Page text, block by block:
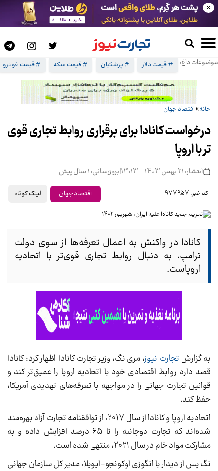
موضوعات داغ: # قیمت دلار # پزشکیان # قیمت سکه # قیمت خودرو
×
خانه» اقتصاد جهان
درخواست کانادا برای برقراری روابط تجاری قوی
تر با اروپا
انتشار: 21 بهمن 1403 - 13:13 |بروزرسانی: 1 سال پیش
کد خبر: 977957 اقتصاد جهان لینک کوتاه
کانادا در واکنش به اعمال تعرفه‌ها از سوی دولت
ترامپ، به دنبال روابط تجاری قوی‌تر با اتحادیه
اروپاست.
به گزارش تجارت نیوز، مری نگ، وزیر تجارت کانادا اظهار کرد: کانادا
قصد دارد روابط اقتصادی خود با اتحادیه اروپا را عمیق‌تر کند و
قوانین تجارت جهانی را در مواجهه با تعرفه‌های تهدیدی آمریکا،
حفظ کند.
اتحادیه اروپا و کانادا از سال ۲۰۱۷، از توافقنامه تجارت آزاد بهره‌مند
شده‌اند که تجارت دوجانبه را تا ۶۵ درصد افزایش داده و به
مشارکت مواد خام در سال ۲۰۲۱، منتهی شده است.
نگ پس از دیدار با انگوزی اوکونجو-ایویلا، مدیر کل سازمان جهانی